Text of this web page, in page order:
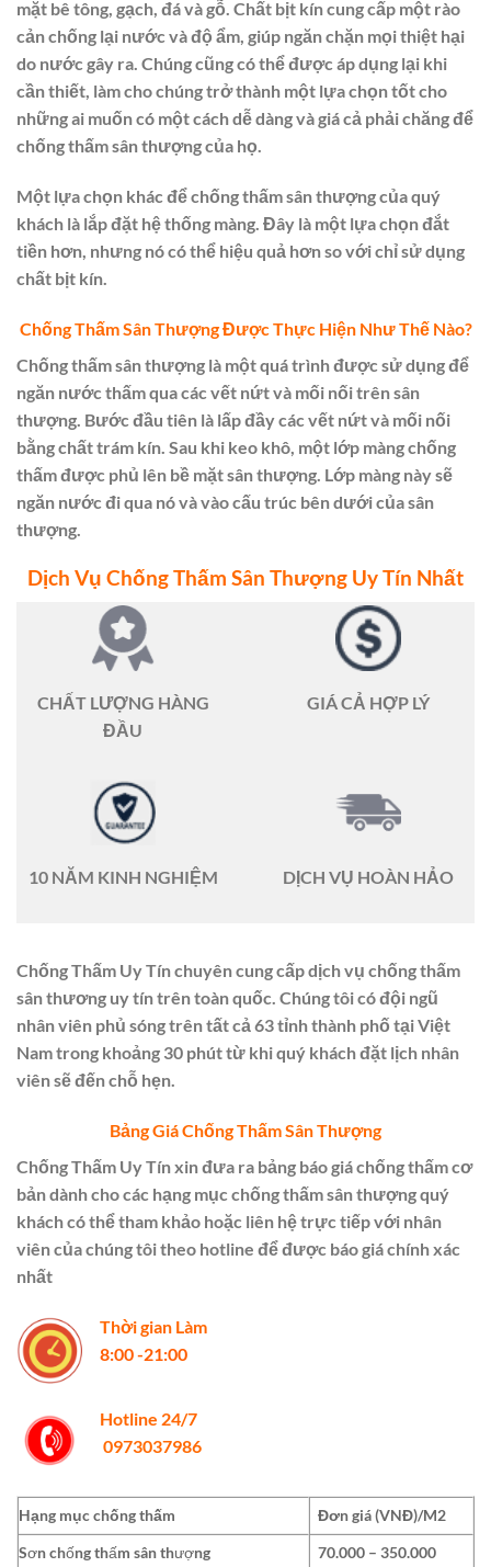
mặt bê tông, gạch, đá và gỗ. Chất bịt kín cung cấp một rào
cản chống lại nước và độ ẩm, giúp ngăn chặn mọi thiệt hại
do nước gây ra. Chúng cũng có thể được áp dụng lại khi
cần thiết, làm cho chúng trở thành một lựa chọn tốt cho
những ai muốn có một cách dễ dàng và giá cả phải chăng để
chống thấm sân thượng của họ.
Một lựa chọn khác để chống thấm sân thượng của quý
khách là lắp đặt hệ thống màng. Đây là một lựa chọn đắt
tiền hơn, nhưng nó có thể hiệu quả hơn so với chỉ sử dụng
chất bịt kín.
Chống Thấm Sân Thượng Được Thực Hiện Như Thế Nào?
Chống thấm sân thượng là một quá trình được sử dụng để
ngăn nước thấm qua các vết nứt và mối nối trên sân
thượng. Bước đầu tiên là lấp đầy các vết nứt và mối nối
bằng chất trám kín. Sau khi keo khô, một lớp màng chống
thấm được phủ lên bề mặt sân thượng. Lớp màng này sẽ
ngăn nước đi qua nó và vào cấu trúc bên dưới của sân
thượng.
Dịch Vụ Chống Thấm Sân Thượng Uy Tín Nhất
CHẤT LƯỢNG HÀNG
ĐẦU
GIÁ CẢ HỢP LÝ
10 NĂM KINH NGHIỆM DỊCH VỤ HOÀN HẢO
Chống Thấm Uy Tín chuyên cung cấp dịch vụ chống thấm
sân thương uy tín trên toàn quốc. Chúng tôi có đội ngũ
nhân viên phủ sóng trên tất cả 63 tỉnh thành phố tại Việt
Nam trong khoảng 30 phút từ khi quý khách đặt lịch nhân
viên sẽ đến chỗ hẹn.
Bảng Giá Chống Thấm Sân Thượng
Chống Thấm Uy Tín xin đưa ra bảng báo giá chống thấm cơ
bản dành cho các hạng mục chống thấm sân thượng quý
khách có thể tham khảo hoặc liên hệ trực tiếp với nhân
viên của chúng tôi theo hotline để được báo giá chính xác
nhất
Thời gian Làm
8:00 -21:00
Hotline 24/7
0973037986
Hạng mục chống thấm
Đơn giá (VNĐ)/M2
Sơn chống thấm sân thượng
70.000 – 350.000